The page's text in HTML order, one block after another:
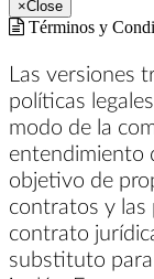
×Close
Términos y
Las versiones
políticas
modo de la
entendimiento
objetivo de
contratos y las
contrato
substituto para